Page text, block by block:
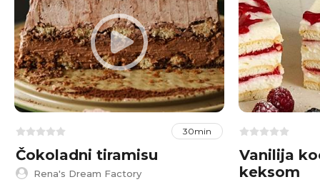
30min
Čokoladni tiramisu
Rena's Dream Factory
Vanilija
keksom